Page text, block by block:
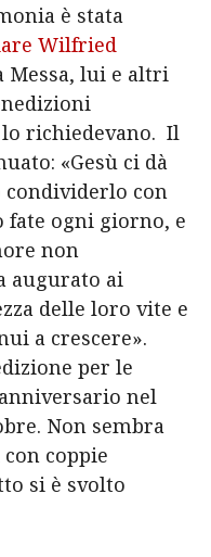
è stata
Wilfried
lui e altri
richiedevano. Il
«Gesù ci dà
condividerlo con
fate ogni giorno, e
non
augurato ai
delle loro vite e
a crescere».
per le
nel
Non sembra
coppie
si è svolto